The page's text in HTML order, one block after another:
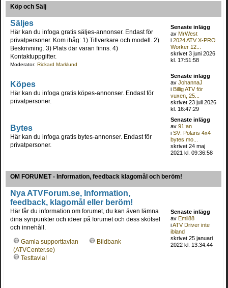
Köp och Sälj
Säljes
Här kan du infoga gratis säljes-annonser. Endast för
privatpersoner. Kom ihåg: 1) Tillverkare och modell. 2)
Beskrivning. 3) Plats där varan finns. 4)
Kontaktuppgifter.
Moderator: Rickard Marklund
Senaste inlägg
avMrWest
i2024 ATV X-PRO
Worker 12...
skrivet 3 juni 2026
kl. 17:51:58
Köpes
Här kan du infoga gratis köpes-annonser. Endast för
privatpersoner.
Senaste inlägg
avJohannaJ
iBillig ATV för
vuxen, 25...
skrivet 23 juli 2026
kl. 16:47:29
Bytes
Här kan du infoga gratis bytes-annonser. Endast för
privatpersoner.
Senaste inlägg
av91:an
iSV: Polaris 4x4
bytes mo...
skrivet 24 maj
2021 kl. 09:36:58
OM FORUMET - Information, feedback klagomål och beröm!
Nya ATVForum.se, Information,
feedback, klagomål eller beröm!
Här får du information om forumet, du kan även lämna
dina synpunkter och ideer på forumet och dess skötsel
och innehåll.
Gamla supporttavlan
(ATVCenter.se)
Testtavla!
Bildbank
Senaste inlägg
avEmil88
iATV Driver inte
ibland
skrivet 25 januari
2022 kl. 13:34:44